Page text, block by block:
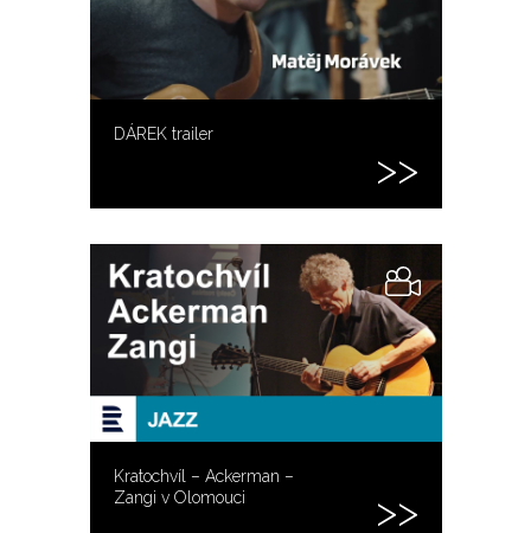
DÁREK trailer
Kratochvíl – Ackerman –
Zangi v Olomouci